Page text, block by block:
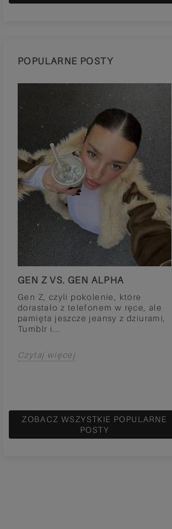
POPULARNE POSTY
GEN Z VS. GEN ALPHA
Gen Z, czyli pokolenie, które
dorastało z telefonem w ręce, ale
pamięta jeszcze jeansy z dziurami,
Tumblr i...
Czytaj więcej
ZOBACZ WSZYSTKIE POPULARNE
POSTY
TRACKER NAWYKÓW DO
POBRANIA
Wczoraj pisałyśmy o nawykach,
Znajdziecie w nim kilka